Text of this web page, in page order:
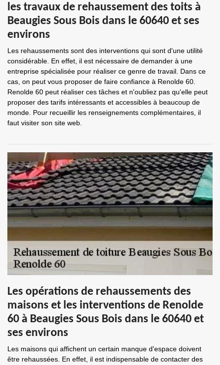
les travaux de rehaussement des toits à
Beaugies Sous Bois dans le 60640 et ses
environs
Les rehaussements sont des interventions qui sont d'une utilité
considérable. En effet, il est nécessaire de demander à une
entreprise spécialisée pour réaliser ce genre de travail. Dans ce
cas, on peut vous proposer de faire confiance à Renolde 60.
Renolde 60 peut réaliser ces tâches et n'oubliez pas qu'elle peut
proposer des tarifs intéressants et accessibles à beaucoup de
monde. Pour recueillir les renseignements complémentaires, il
faut visiter son site web.
Les opérations de rehaussements des
maisons et les interventions de Renolde
60 à Beaugies Sous Bois dans le 60640 et
ses environs
Les maisons qui affichent un certain manque d'espace doivent
être rehaussées. En effet, il est indispensable de contacter des